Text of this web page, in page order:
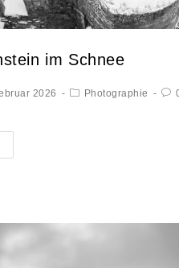
im Schnee
2026 Photographie